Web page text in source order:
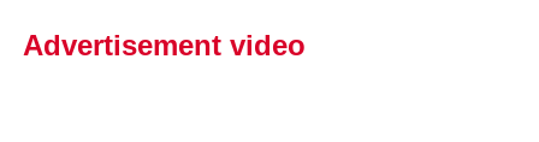
Advertisement video